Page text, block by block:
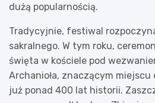
dużą popularnością.
Tradycyjnie, festiwal
sakralnego. W tym roku,
święta w kościele pod
Archanioła, znaczącym miejscu
już ponad 400 lat historii.